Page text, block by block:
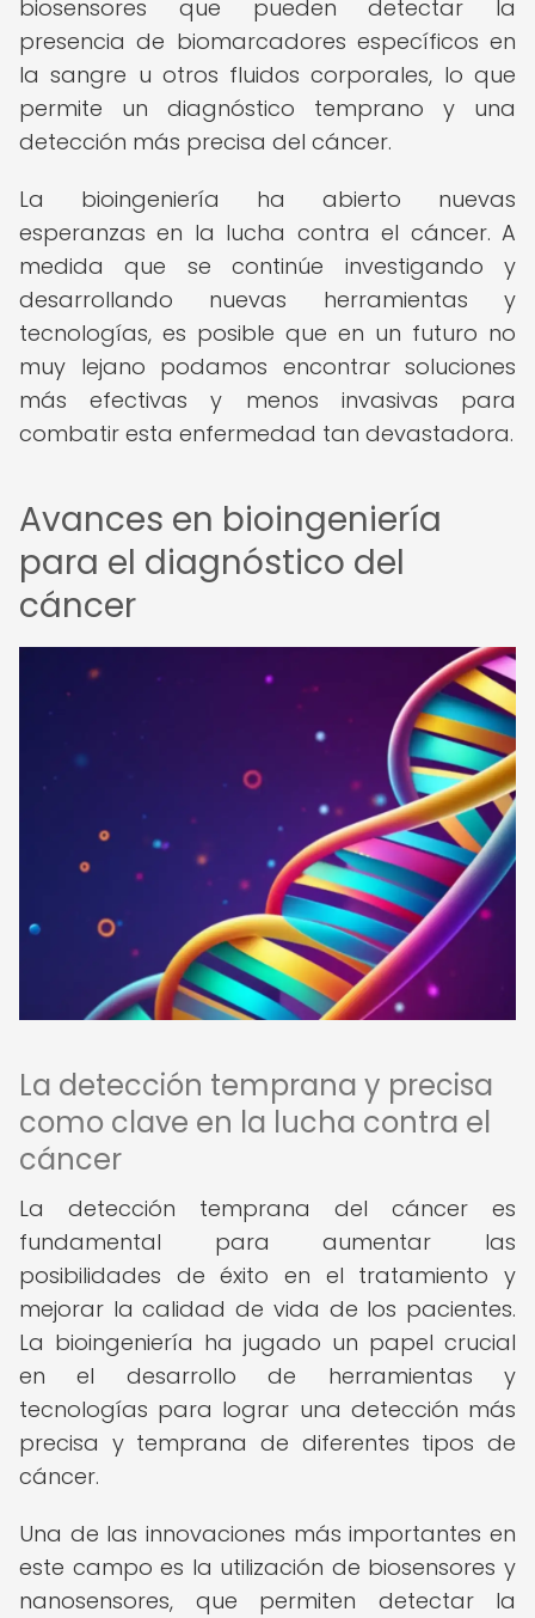
biosensores que pueden detectar la
presencia de biomarcadores específicos en
la sangre u otros fluidos corporales, lo que
permite un diagnóstico temprano y una
detección más precisa del cáncer.
La bioingeniería ha abierto nuevas
esperanzas en la lucha contra el cáncer. A
medida que se continúe investigando y
desarrollando nuevas herramientas y
tecnologías, es posible que en un futuro no
muy lejano podamos encontrar soluciones
más efectivas y menos invasivas para
combatir esta enfermedad tan devastadora.
Avances en bioingeniería
para el diagnóstico del
cáncer
La detección temprana y precisa
como clave en la lucha contra el
cáncer
La detección temprana del cáncer es
fundamental para aumentar las
posibilidades de éxito en el tratamiento y
mejorar la calidad de vida de los pacientes.
La bioingeniería ha jugado un papel crucial
en el desarrollo de herramientas y
tecnologías para lograr una detección más
precisa y temprana de diferentes tipos de
cáncer.
Una de las innovaciones más importantes en
este campo es la utilización de biosensores y
nanosensores, que permiten detectar la